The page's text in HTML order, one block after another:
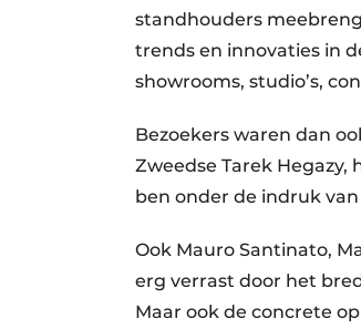
standhouders
trends en innovaties in
showrooms, studio’s,
Bezoekers waren dan
Zweedse Tarek
ben onder de indruk
Ook Mauro Santinato,
erg verrast door het
Maar ook de concrete